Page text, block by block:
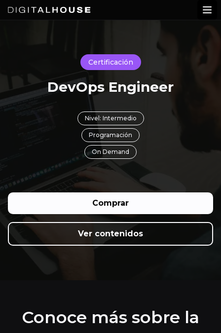
Digital House
Certificación
DevOps Engineer
Nivel: Intermedio
Programación
On Demand
Comprar
Ver contenidos
Conoce más sobre la